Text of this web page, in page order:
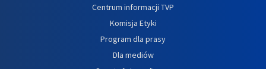
Centrum informacji TVP
Komisja Etyki
Program dla prasy
Dla mediów